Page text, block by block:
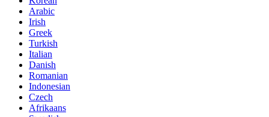
Arabic
Irish
Greek
Turkish
Italian
Danish
Romanian
Indonesian
Czech
Afrikaans